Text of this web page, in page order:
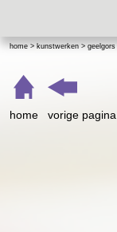
home>kunstwerken > geelgors
home vorige pagina